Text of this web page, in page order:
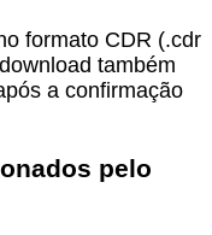
formato CDR (.cdr
também
a confirmação
pelo